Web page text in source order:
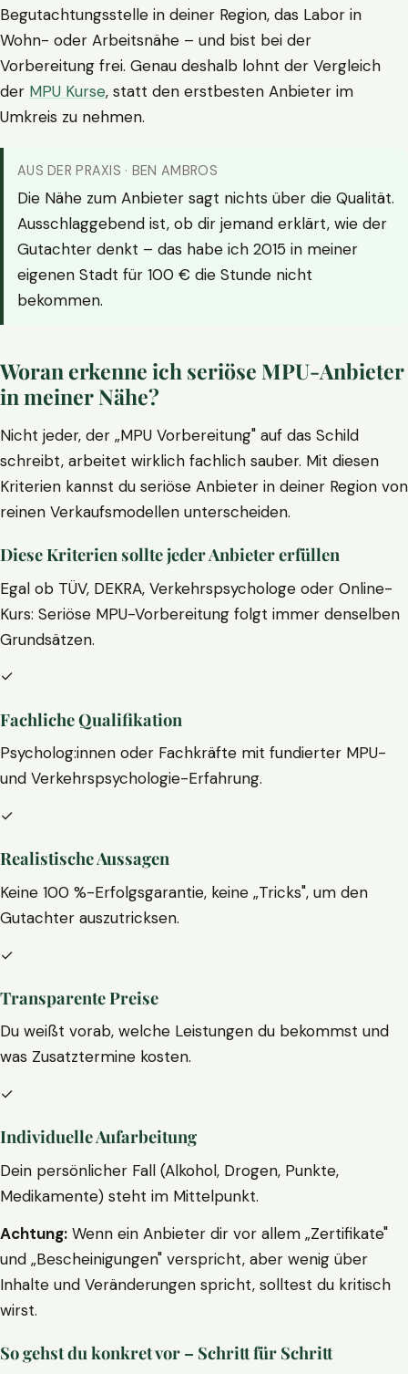
Begutachtungsstelle in deiner Region, das Labor in
Wohn- oder Arbeitsnähe – und bist bei der
Vorbereitung frei. Genau deshalb lohnt der Vergleich
der MPU Kurse, statt den erstbesten Anbieter im
Umkreis zu nehmen.
AUS DER PRAXIS · BEN AMBROS
Die Nähe zum Anbieter sagt nichts über die Qualität.
Ausschlaggebend ist, ob dir jemand erklärt, wie der
Gutachter denkt – das habe ich 2015 in meiner
eigenen Stadt für 100 € die Stunde nicht
bekommen.
Woran erkenne ich seriöse MPU-Anbieter
in meiner Nähe?
Nicht jeder, der „MPU Vorbereitung" auf das Schild
schreibt, arbeitet wirklich fachlich sauber. Mit diesen
Kriterien kannst du seriöse Anbieter in deiner Region von
reinen Verkaufsmodellen unterscheiden.
Diese Kriterien sollte jeder Anbieter erfüllen
Egal ob TÜV, DEKRA, Verkehrspsychologe oder Online-
Kurs: Seriöse MPU-Vorbereitung folgt immer denselben
Grundsätzen.
✓
Fachliche Qualifikation
Psycholog:innen oder Fachkräfte mit fundierter MPU-
und Verkehrspsychologie-Erfahrung.
✓
Realistische Aussagen
Keine 100 %-Erfolgsgarantie, keine „Tricks", um den
Gutachter auszutricksen.
✓
Transparente Preise
Du weißt vorab, welche Leistungen du bekommst und
was Zusatztermine kosten.
✓
Individuelle Aufarbeitung
Dein persönlicher Fall (Alkohol, Drogen, Punkte,
Medikamente) steht im Mittelpunkt.
Achtung: Wenn ein Anbieter dir vor allem „Zertifikate"
und „Bescheinigungen" verspricht, aber wenig über
Inhalte und Veränderungen spricht, solltest du kritisch
wirst.
So gehst du konkret vor – Schritt für Schritt